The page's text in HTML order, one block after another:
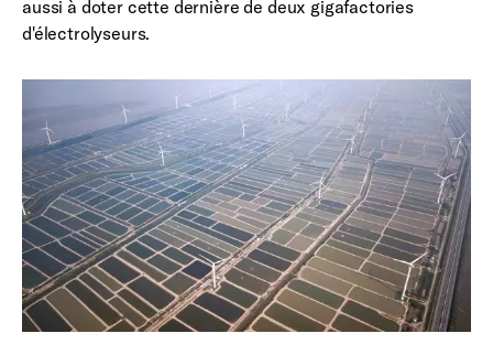
aussi à doter cette dernière de deux gigafactories
d'électrolyseurs.